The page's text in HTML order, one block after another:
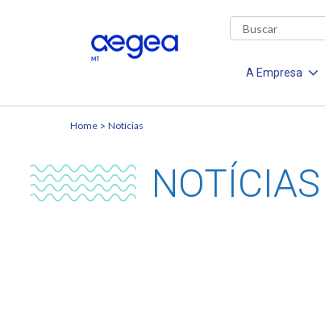
A Empresa
Home Notícias
NOTÍCIAS